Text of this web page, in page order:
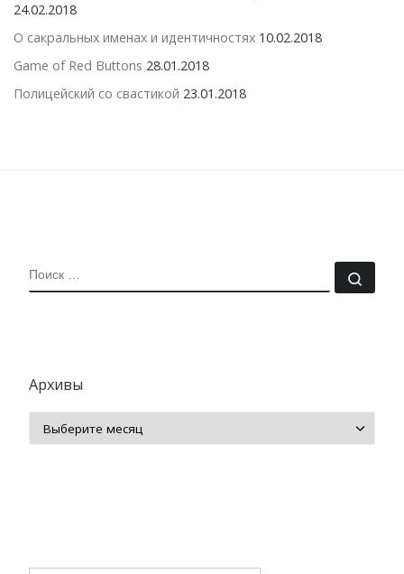
24.02.2018
О сакральных именах и идентичностях 10.02.2018
Game of Red Buttons 28.01.2018
Полицейский со свастикой 23.01.2018
ПОИСК
Архивы